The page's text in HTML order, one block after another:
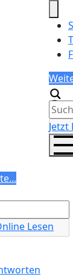
Jetzt
Lesen